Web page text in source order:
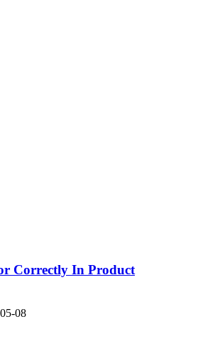
Correctly In Product
08